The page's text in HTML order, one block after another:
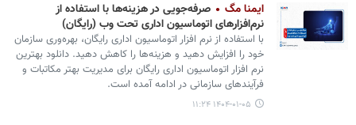
ایمنا مگ
صرفه‌جویی در هزینه‌ها با استفاده از
نرم‌افزارهای اتوماسیون اداری تحت وب (رایگان)
با استفاده از نرم افزار اتوماسیون اداری رایگان، بهره‌وری سازمان
خود را افزایش دهید و هزینه‌ها را کاهش دهید. دانلود بهترین
نرم افزار اتوماسیون اداری رایگان برای مدیریت بهتر مکاتبات و
فرآیندهای سازمانی در ادامه آمده است.
۱۴۰۴-۰۱-۰۵ ۱۱:۲۴